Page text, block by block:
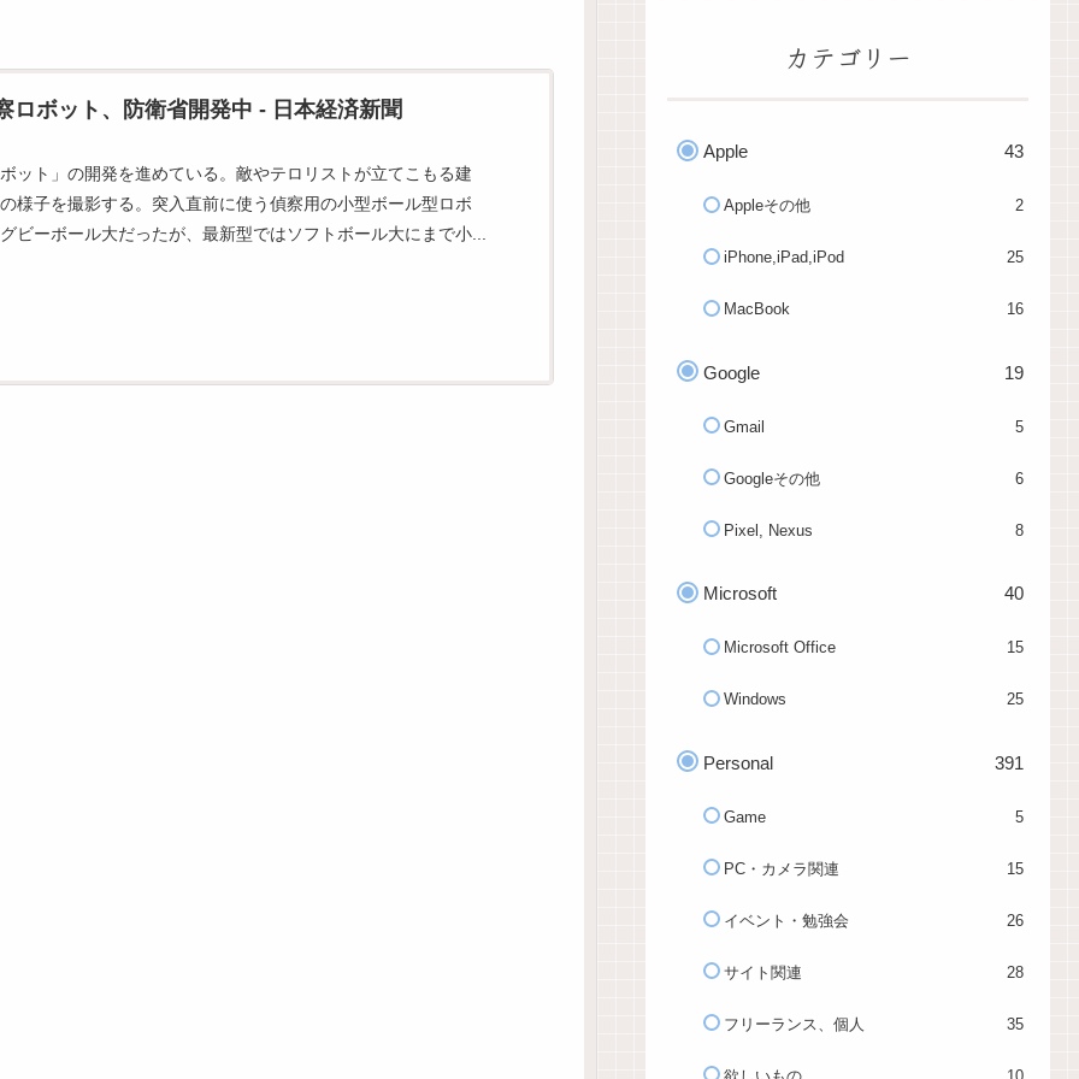
ボット、防衛省開発中 - 日本経済新聞
ット」の開発を進めている。敵やテロリストが立てこもる建
様子を撮影する。突入直前に使う偵察用の小型ボール型ロボ
ビーボール大だったが、最新型ではソフトボール大にまで小...
カテゴリー
Apple 43
Appleその他 2
iPhone,iPad,iPod 25
MacBook 16
Google 19
Gmail 5
Googleその他 6
Pixel, Nexus 8
Microsoft 40
Microsoft Office 15
Windows 25
Personal 391
Game 5
PC・カメラ関連 15
イベント・勉強会 26
サイト関連 28
フリーランス、個人 35